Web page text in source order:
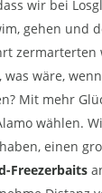
wir bei
gehen und
zermarterten
wäre,
Mit mehr
wählen.
einen
Freezerbaits